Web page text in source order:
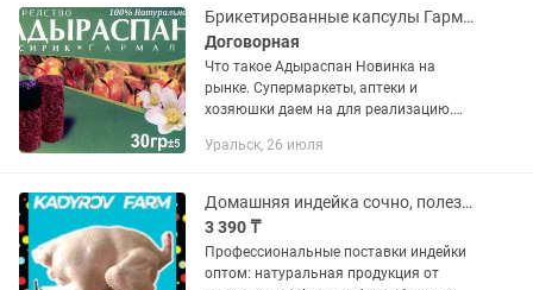
Брикетированные капсулы Гармала, АДЫРАСПАН, Исрык. Обереги
Договорная
Что такое Адыраспан Новинка на
рынке. Супермаркеты, аптеки и
хозяюшки даем на для реализацию.
АДЫРАСПАН, ИСИРИК, ЮЗЕРЛИК,
СИРИЙСКАЯ РУТА —...
Уральск, 26 июля
Домашняя индейка сочно, полезно, доступно
3 390 ₸
Профессиональные поставки индейки
оптом: натуральная продукция от